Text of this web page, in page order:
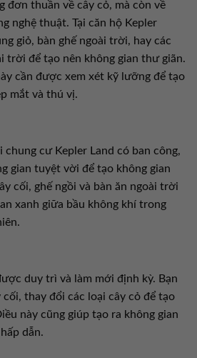
đơn thuần về cây cỏ, mà còn về
nghệ thuật. Tại căn hộ Kepler
giỏ, bàn ghế ngoài trời, hay các
trời để tạo nên không gian thư giãn.
cần được xem xét kỹ lưỡng để tạo
mắt và thú vị.
chung cư Kepler Land có ban công,
gian tuyệt vời để tạo không gian
cối, ghế ngồi và bàn ăn ngoài trời
xanh giữa bầu không khí trong
duy trì và làm mới định kỳ. Bạn
thay đổi các loại cây cỏ để tạo
này cũng giúp tạo ra không gian
dẫn.